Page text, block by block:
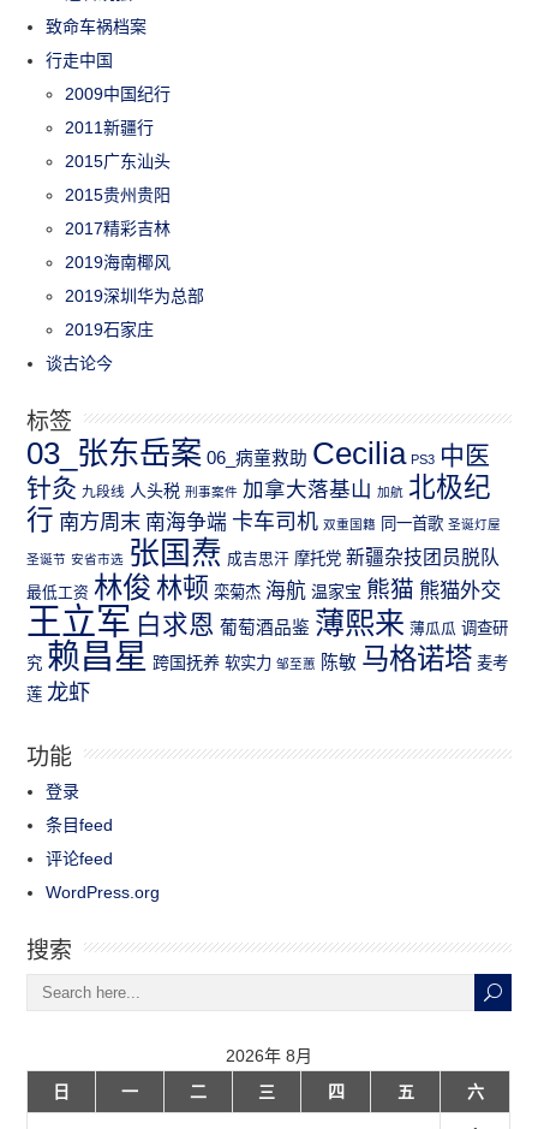
致命车祸档案
行走中国
2009中国纪行
2011新疆行
2015广东汕头
2015贵州贵阳
2017精彩吉林
2019海南椰风
2019深圳华为总部
2019石家庄
谈古论今
标签
03_张东岳案 06_病童救助 Cecilia PS3 中医
针灸 九段线 人头税 刑事案件 加拿大落基山 加航 北极纪
行 南方周末 南海争端 卡车司机 双重国籍 同一首歌 圣诞灯屋
圣诞节 安省市选 张国焘 成吉思汗 摩托党 新疆杂技团员脱队
最低工资 林俊 林顿 栾菊杰 海航 温家宝 熊猫 熊猫外交
王立军 白求恩 葡萄酒品鉴 薄熙来 薄瓜瓜 调查研
究 赖昌星 跨国抚养 软实力 邹至蕙 陈敏 马格诺塔 麦考
莲 龙虾
功能
登录
条目feed
评论feed
WordPress.org
搜索
2026年 8月
日
一 二 三 四 五 六